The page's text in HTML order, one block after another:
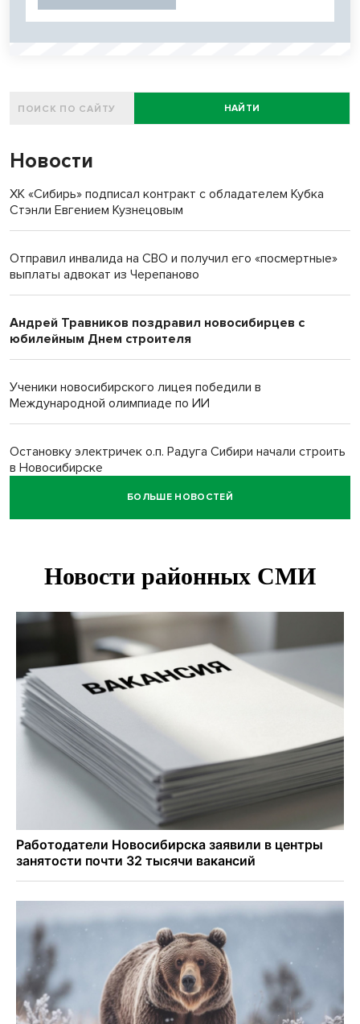
НАЙТИ
Новости
ХК «Сибирь» подписал контракт с обладателем Кубка
Стэнли Евгением Кузнецовым
Отправил инвалида на СВО и получил его «посмертные»
выплаты адвокат из Черепаново
Андрей Травников поздравил новосибирцев с
юбилейным Днем строителя
Ученики новосибирского лицея победили в
Международной олимпиаде по ИИ
Остановку электричек о.п. Радуга Сибири начали строить
в Новосибирске
Транспортная прокуратура проверит S7 после инцидента
500 литров ухи сварили новосибирцам на
Под Новосибирском двое пострадали в ДТП с
перевернувшейся «ГАЗелью»
Легендарный хоккеист Тарасенко вернулся к брату в
Новосибирск
БОЛЬШЕ НОВОСТЕЙ